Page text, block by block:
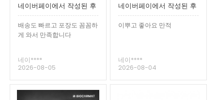
네이버페이에서 작성된 후
기입니다.
배송도 빠르고 포장도 꼼꼼하
게 와서 만족합니다
네이****
2026-08-05
네이버페이에서 작성된 후
기입니다.
이뿌고 좋아요 만적
네이****
2026-08-04